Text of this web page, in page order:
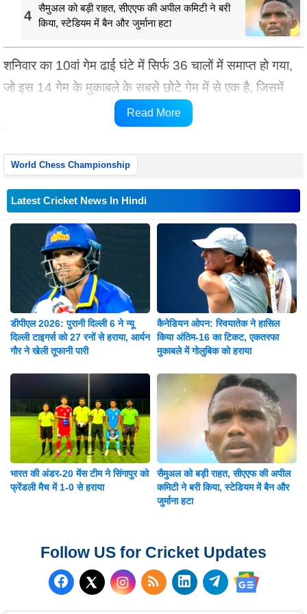
4
सैमुअल को बड़ी राहत, सीएएफ की अपील कमिटी ने बरी
किया, स्टेडियम में बैन और जुर्माना हटा
शनिवार का 10वां गेम ढाई घंटे में सिर्फ 36 चालों में समाप्त हो गया,
जो इस 14 गेम के मुकाबले के सबसे छोटे गेम में से एक है, जिसमें
7.5 अंक तक पहुंचने वाला पहला खिलाड़ी 2.5 मिलियन अमेरिकी
डॉलर की कुल पुरस्कार राशि का बड़ा हिस्सा जीतेगा।
Read More
World Chess Championship
Latest Cricket News In Hindi
डीपीएल 2026: पुरानी दिल्ली 6 ने न्यू
दिल्ली टाइगर्स को 27 रनों से हराया, आर्यन
गौर ने खेली तूफानी पारी
कैनेडियन ओपन: स्वियातेक ने हासिल
किया अंतिम-16 का टिकट, एकतरफा
मुकाबले में गोलुबिक को हराया
भारत की अंडर-20 मेंस टीम ने सिंगापुर को
फ्रेंडली मैच में 1-0 से हराया
सैमुअल को बड़ी राहत, सीएएफ की अपील
कमिटी ने बरी किया, स्टेडियम में बैन और
जुर्माना हटा
Follow US for Cricket Updates
Follow us on Facebook
Follow us on X (Twitter)
Subscribe to our RSS
Follow us on
Follow us on
Follow us